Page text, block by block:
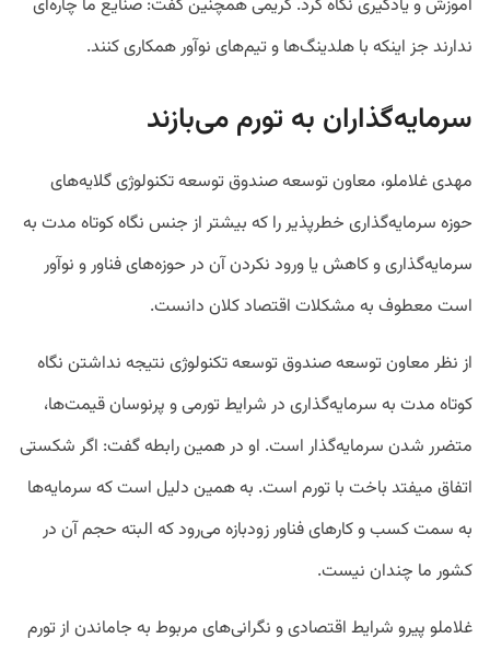
آموزش و یادگیری نگاه کرد. کریمی همچنین گفت: صنایع ما چاره‌ای
ندارند جز اینکه با هلدینگ‌ها و تیم‌های نوآور همکاری کنند.
سرمایه‌گذاران به تورم می‌بازند
مهدی غلاملو، معاون توسعه صندوق توسعه تکنولوژی گلایه‌های
حوزه سرمایه‌گذاری خطرپذیر را که بیشتر از جنس نگاه کوتاه مدت به
سرمایه‌گذاری و کاهش یا ورود نکردن آن در حوزه‌های فناور و نوآور
است معطوف به مشکلات اقتصاد کلان دانست.
از نظر معاون توسعه صندوق توسعه تکنولوژی نتیجه نداشتن نگاه
کوتاه مدت به سرمایه‌گذاری در شرایط تورمی و پرنوسان قیمت‌ها،‌
متضرر شدن سرمایه‌گذار است. او در همین رابطه گفت: اگر شکستی
اتفاق میفتد باخت با تورم است. به همین دلیل است که سرمایه‌ها
به سمت کسب و کارهای فناور زودبازه می‌رود که البته حجم آن در
کشور ما چندان نیست.
غلاملو پیرو شرایط اقتصادی و نگرانی‌های مربوط به جاماندن از تورم